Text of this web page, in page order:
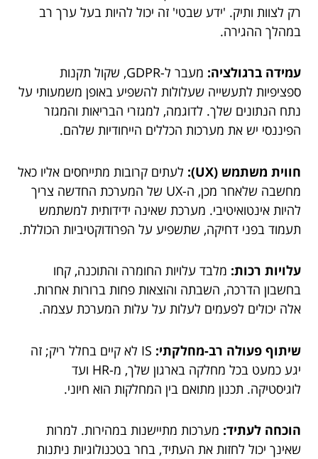
רק לצוות ותיק. 'ידע שבטי' זה יכול להיות בעל ערך רב
במהלך ההגירה.
עמידה ברגולציה:
מעבר ל-GDPR, שקול תקנות
ספציפיות לתעשייה שעלולות להשפיע באופן משמעותי על
נתח הנתונים שלך. לדוגמה, למגזרי הבריאות והמגזר
הפיננסי יש את מערכות הכללים הייחודיות שלהם.
חווית משתמש (UX):
לעתים קרובות מתייחסים אליו כאל
מחשבה שלאחר מכן, ה-UX של המערכת החדשה צריך
להיות אינטואיטיבי. מערכת שאינה ידידותית למשתמש
תעמוד בפני דחיקה, שתשפיע על הפרודוקטיביות הכוללת.
עלויות רכות: מלבד עלויות החומרה והתוכנה, קחו
בחשבון הדרכה, השבתה והוצאות פחות ברורות אחרות.
אלה יכולים לפעמים לעלות על עלות המערכת עצמה.
שיתוף פעולה רב-מחלקתי:
IS לא קיים בחלל ריק; זה
יגע כמעט בכל מחלקה בארגון שלך, מ-HR ועד
לוגיסטיקה. תכנון מתואם בין המחלקות הוא חיוני.
הוכחה לעתיד: מערכות מתיישנות במהירות. למרות
שאינך יכול לחזות את העתיד, בחר בטכנולוגיות ניתנות